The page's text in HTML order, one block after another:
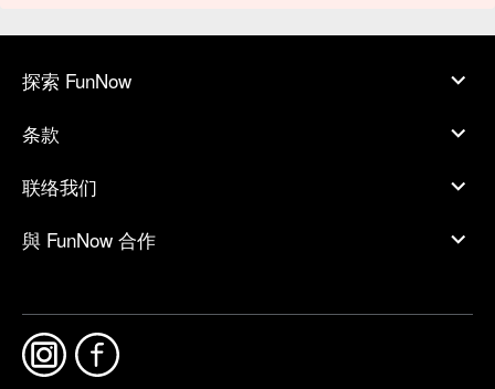
探索 FunNow
条款
联络我们
與 FunNow 合作